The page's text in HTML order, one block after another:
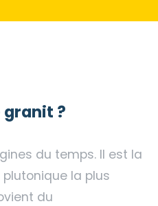
granit ?
du temps. Il est la
la plus
du